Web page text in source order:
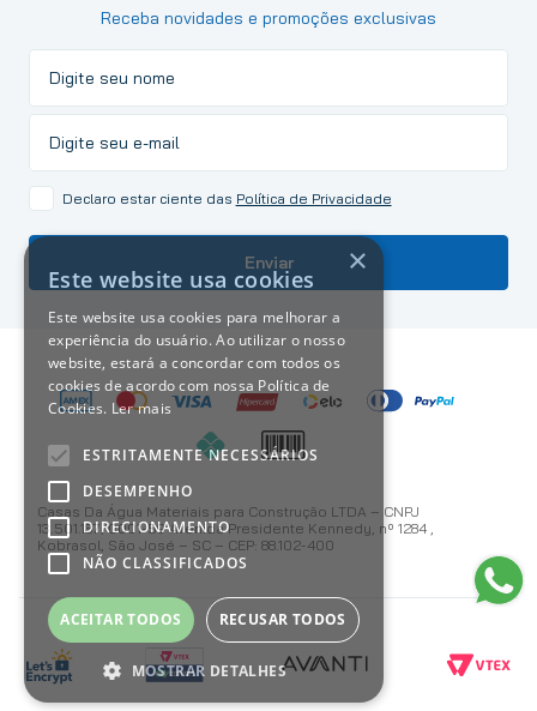
Receba novidades e promoções exclusivas
Declaro estar ciente das Política de Privacidade
Enviar
Casas Da Água Materiais para Construção LTDA – CNPJ
13.501.187/0001-59 Avenida Presidente Kennedy, nº 1284 ,
Kobrasol, São José – SC – CEP: 88.102-400
×
Este website usa cookies
Este website usa cookies para melhorar a
experiência do usuário. Ao utilizar o nosso
website, estará a concordar com todos os
cookies de acordo com nossa Política de
Cookies. Ler mais
ESTRITAMENTE NECESSÁRIOS
DESEMPENHO
DIRECIONAMENTO
NÃO CLASSIFICADOS
ACEITAR TODOS RECUSAR TODOS
MOSTRAR DETALHES